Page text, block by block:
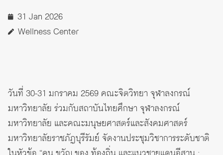
31 Jan 2026
Wellness Center
วันที่ 30-31 มกราคม 2569 คณะจิตวิทยา จุฬาลงกรณ์
มหาวิทยาลัย ร่วมกับสถาบันไทยศึกษา จุฬาลงกรณ์
มหาวิทยาลัย และคณะมนุษยศาสตร์และสังคมศาสตร์
มหาวิทยาลัยราชภัฏบุรีรัมย์ จัดงานประชุมวิชาการระดับชาติ